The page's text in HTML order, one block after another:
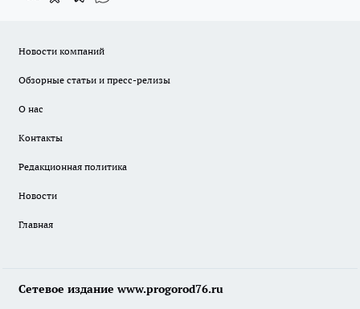
Новости компаний
Обзорные статьи и пресс-релизы
О нас
Контакты
Редакционная политика
Новости
Главная
Сетевое издание www.progorod76.ru